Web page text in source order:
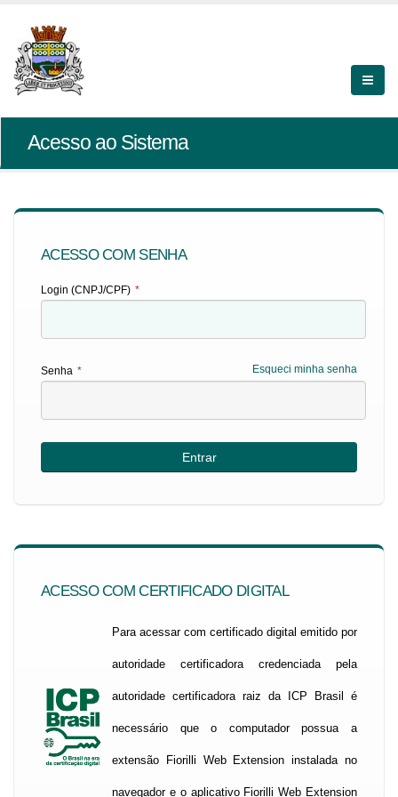
Acesso ao Sistema
ACESSO COM SENHA
Login (CNPJ/CPF) *
Esqueci minha senha
Senha *
ACESSO COM CERTIFICADO DIGITAL
Para acessar com certificado digital emitido por
autoridade certificadora credenciada pela
autoridade certificadora raiz da ICP Brasil é
necessário que o computador possua a
extensão Fiorilli Web Extension instalada no
navegador e o aplicativo Fiorilli Web Extension